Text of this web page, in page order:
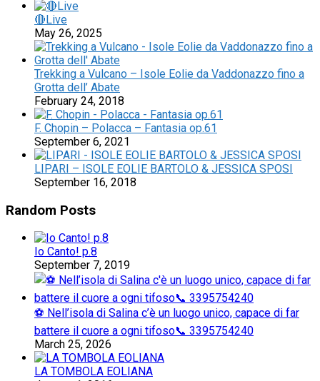
🔴Live
May 26, 2025
Trekking a Vulcano – Isole Eolie da Vaddonazzo fino a
Grotta dell’ Abate
February 24, 2018
F. Chopin – Polacca – Fantasia op.61
September 6, 2021
LIPARI – ISOLE EOLIE BARTOLO & JESSICA SPOSI
September 16, 2018
Random Posts
Io Canto! p.8
September 7, 2019
⚽ Nell’isola di Salina c’è un luogo unico, capace di far
battere il cuore a ogni tifoso📞 3395754240
March 25, 2026
LA TOMBOLA EOLIANA